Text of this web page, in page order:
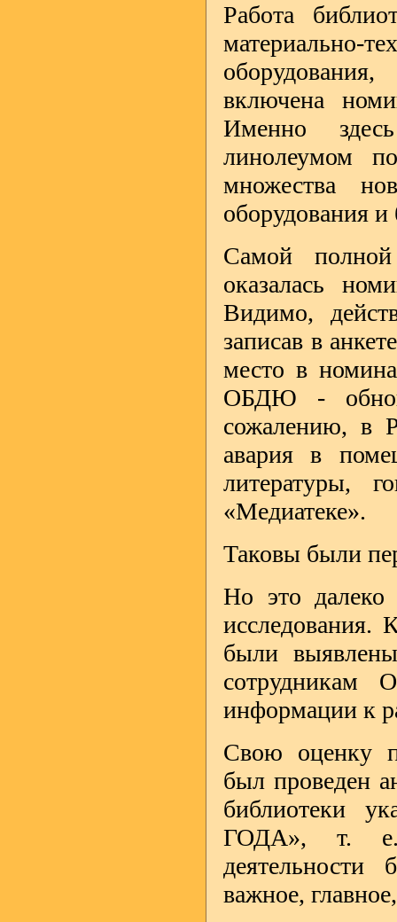
Работа
материально-
включена
Именно
линолеумом
множества
оборудования
Самой полной
оказалась
Видимо,
записав в
место в
ОБДЮ -
сожалению, в
авария в
литературы,
«Медиатеке».
Таковы были
Но это далеко
исследования.
были
информации к
Свою оценку
был проведен
библиотеки
ГОДА», т. е.
важное,